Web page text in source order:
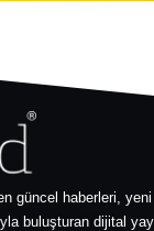
güncel haberleri,
buluşturan dijital